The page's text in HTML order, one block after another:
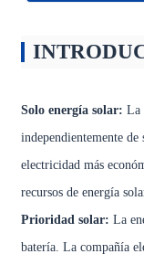
Solo energía solar: La
independientemente
electricidad más
recursos de energía
Prioridad solar: La
batería. La compañía